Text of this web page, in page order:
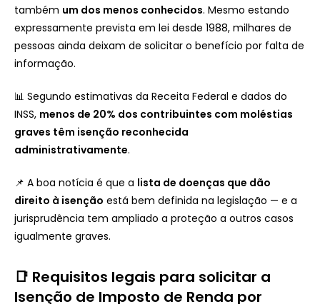
também um dos menos conhecidos. Mesmo estando
expressamente prevista em lei desde 1988, milhares de
pessoas ainda deixam de solicitar o benefício por falta de
informação.
📊 Segundo estimativas da Receita Federal e dados do
INSS, menos de 20% dos contribuintes com moléstias
graves têm isenção reconhecida
administrativamente.
📌 A boa notícia é que a lista de doenças que dão
direito à isenção está bem definida na legislação — e a
jurisprudência tem ampliado a proteção a outros casos
igualmente graves.
📑 Requisitos legais para solicitar a
Isenção de Imposto de Renda por